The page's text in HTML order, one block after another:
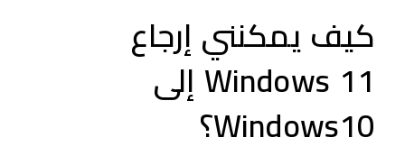
كيف يمكنني إرجاع
Windows 11 إلى
Windows10؟